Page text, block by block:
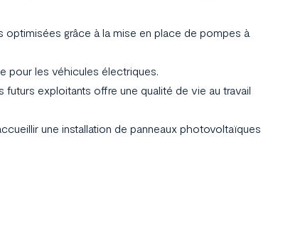
grâce à la mise en place de pompes à
pour les véhicules électriques.
futurs exploitants offre une qualité de vie au travail
une installation de panneaux photovoltaïques